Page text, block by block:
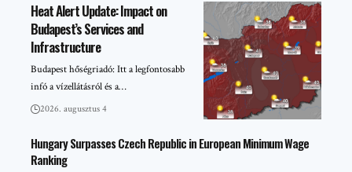
Heat Alert Update: Impact on
Budapest’s Services and
Infrastructure
Budapest hőségriadó: Itt a legfontosabb
infó a vízellátásról és a…
2026. augusztus 4
Hungary Surpasses Czech Republic in European Minimum Wage
Ranking